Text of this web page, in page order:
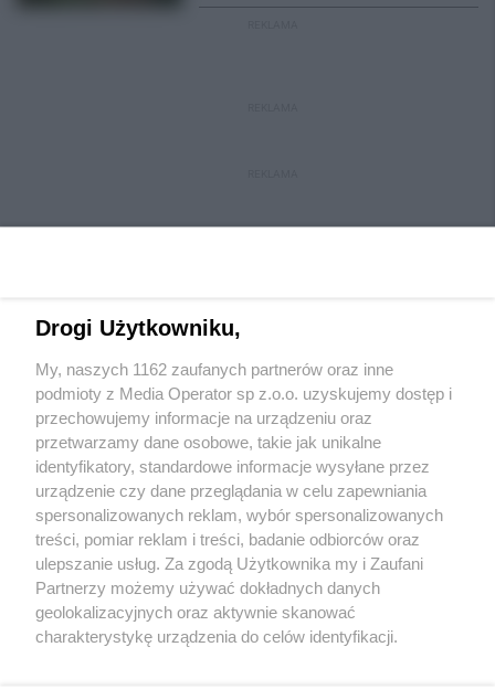
Wydawca mediówlokalnych
Nie zapomnij
zapoznać się z:
polityką prywatności regulamin korzystania z portali
Twojemiasto
Piekary Śląskie
Chorzów
Tarnowskie Góry
Skontakuj sięz nami
Kontakt
Wydawca
Redakcja
Drogi Użytkowniku,
My, naszych 1162 zaufanych partnerów oraz inne
podmioty z Media Operator sp z.o.o. uzyskujemy dostęp i
przechowujemy informacje na urządzeniu oraz
przetwarzamy dane osobowe, takie jak unikalne
identyfikatory, standardowe informacje wysyłane przez
urządzenie czy dane przeglądania w celu zapewniania
spersonalizowanych reklam, wybór spersonalizowanych
treści, pomiar reklam i treści, badanie odbiorców oraz
ulepszanie usług. Za zgodą Użytkownika my i Zaufani
Partnerzy możemy używać dokładnych danych
geolokalizacyjnych oraz aktywnie skanować
charakterystykę urządzenia do celów identyfikacji.